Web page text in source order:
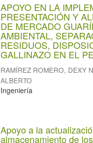
APOYO EN LA
PRESENTACIÓN Y
DE MERCADO
AMBIENTAL,
RESIDUOS,
GALLINAZO EN EL
RAMÍREZ ROMERO, DEXY
ALBERTO
Ingeniería
Apoyo a la
almacenamiento de